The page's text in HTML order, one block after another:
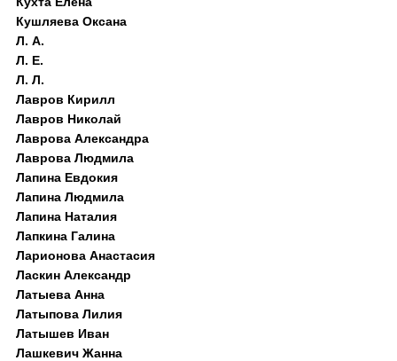
Кушляева Оксана
Л. А.
Л. Е.
Л. Л.
Лавров Кирилл
Лавров Николай
Лаврова Александра
Лаврова Людмила
Лапина Евдокия
Лапина Людмила
Лапина Наталия
Лапкина Галина
Ларионова Анастасия
Ласкин Александр
Латыева Анна
Латыпова Лилия
Латышев Иван
Лашкевич Жанна